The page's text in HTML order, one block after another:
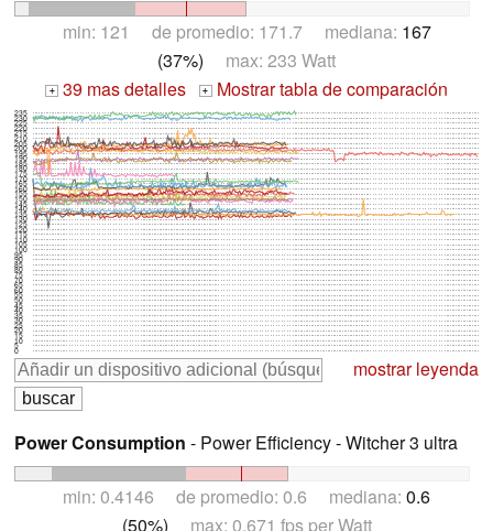
min: 121 de promedio: 171.7 mediana: 167
(37%) max: 233 Watt
+ 39 mas detalles + Mostrar tabla de comparación
05
10
15
20
25
30
35
40
45
50
55
60
65
70
75
80
85
90
95
100
105
110
115
120
125
130
135
140
145
150
155
160
165
170
175
180
185
190
195
200
205
210
215
220
225
230
235
mostrar leyenda
Power Consumption - Power Efficiency - Witcher 3 ultra
min: 0.4146 de promedio: 0.6 mediana: 0.6
(50%) max: 0.671 fps per Watt